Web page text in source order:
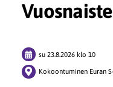
su 23.8.2026 klo 10
Kokoontuminen Euran